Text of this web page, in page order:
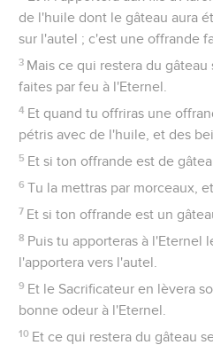
de l'huile dont le gâteau aura
sur l'autel ; c'est une offrande
3 Mais ce qui restera du
faites par feu à l'Eternel.
4 Et quand tu offriras une
pétris avec de l'huile, et des
5 Et si ton offrande est de
6 Tu la mettras par morceaux,
7 Et si ton offrande est un
8 Puis tu apporteras à l'Eternel
l'apportera vers l'autel.
9 Et le Sacrificateur en lèvera
bonne odeur à l'Eternel.
10 Et ce qui restera du gâteau